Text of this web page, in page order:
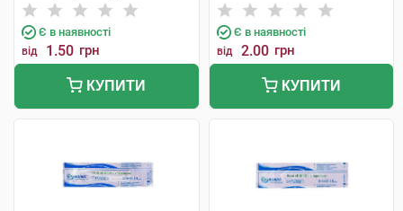
Є в наявності
від 1.50 грн
КУПИТИ
Є в наявності
від 2.00 грн
КУПИТИ